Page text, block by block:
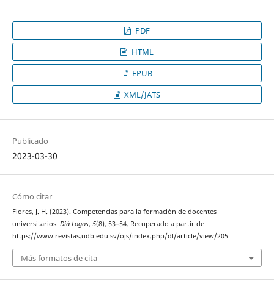
PDF
HTML
EPUB
XML/JATS
Publicado
2023-03-30
Cómo citar
Flores, J. H. (2023). Competencias para la formación de docentes
universitarios. Diá-Logos, 5(8), 53–54. Recuperado a partir de
https://www.revistas.udb.edu.sv/ojs/index.php/dl/article/view/205
Más formatos de cita